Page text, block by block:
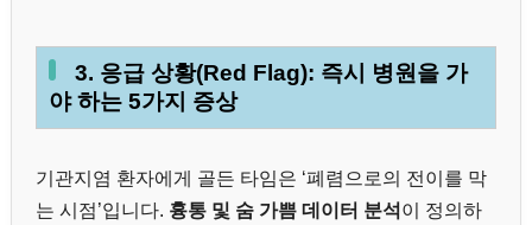
3. 응급 상황(Red Flag): 즉시 병원을 가
야 하는 5가지 증상
기관지염 환자에게 골든 타임은 ‘폐렴으로의 전이를 막
는 시점’입니다. 흉통 및 숨 가쁨 데이터 분석 이 정의하